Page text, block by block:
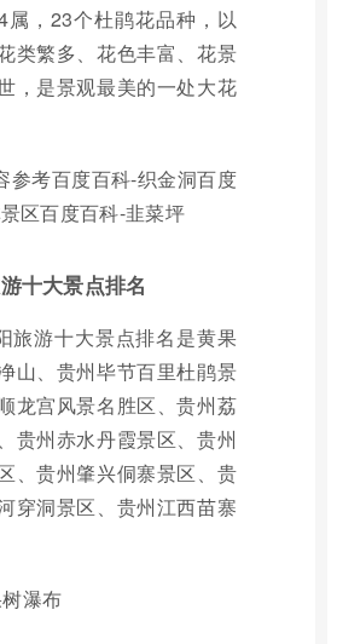
属，23个杜鹃花品种，以
类繁多、花色丰富、花景
，是景观最美的一处大花
参考百度百科-织金洞百度
区百度百科-韭菜坪
十大景点排名
旅游十大景点排名是黄果
山、贵州毕节百里杜鹃景
龙宫风景名胜区、贵州荔
贵州赤水丹霞景区、贵州
、贵州肇兴侗寨景区、贵
穿洞景区、贵州江西苗寨
瀑布